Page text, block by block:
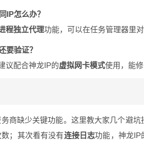
IP怎么办？
程独立代理功能，可以在任务管理器里
要验证？
议配合神龙IP的虚拟网卡模式使用，能
商缺少关键功能。这里教大家几个避
；其次看有没有连接日志功能，神龙IP